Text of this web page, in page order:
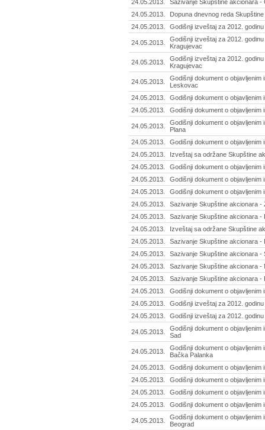
24.05.2013.
Sazivanje Skupštine akcionara
24.05.2013.
Dopuna dnevnog reda
24.05.2013.
Godišnji izveštaj za 2012.
24.05.2013.
Godišnji izveštaj za 2012.
Kragujevac
24.05.2013.
Godišnji izveštaj za 2012.
Kragujevac
24.05.2013.
Godišnji dokument o
Leskovac
24.05.2013.
Godišnji dokument o objavljenim
24.05.2013.
Godišnji dokument o
24.05.2013.
Godišnji dokument o objavljenim
Plana
24.05.2013.
Godišnji dokument o
24.05.2013.
Izveštaj sa održane Skupštine
24.05.2013.
Godišnji dokument o objavljenim
24.05.2013.
Godišnji dokument o
24.05.2013.
Godišnji dokument o
24.05.2013.
Sazivanje Skupštine akcionara -
24.05.2013.
Sazivanje Skupštine akcionara
24.05.2013.
Izveštaj sa održane Skupštine
24.05.2013.
Sazivanje Skupštine akcionara -
24.05.2013.
Sazivanje Skupštine akcionara -
24.05.2013.
Sazivanje Skupštine akcionara -
24.05.2013.
Sazivanje Skupštine akcionara -
24.05.2013.
Godišnji dokument o objavljenim
24.05.2013.
Godišnji izveštaj za 2012.
24.05.2013.
Godišnji izveštaj za 2012.
24.05.2013.
Godišnji dokument o
Sad
24.05.2013.
Godišnji dokument o
Bačka Palanka
24.05.2013.
Godišnji dokument o
24.05.2013.
Godišnji dokument o objavljenim
24.05.2013.
Godišnji dokument o
24.05.2013.
Godišnji dokument o objavljenim
24.05.2013.
Godišnji dokument o
Beograd